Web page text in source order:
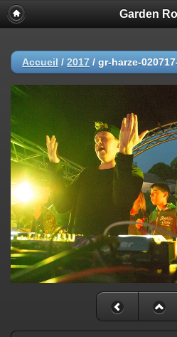
Garden
Accueil / 2017 / gr-harze-